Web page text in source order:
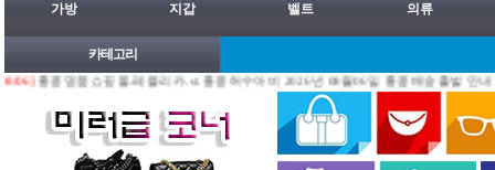
가방 지갑 벨트 의류
카테고리
홍콩명품쇼핑몰.레플리카.st.홍콩허수아비 2026년 08월06일 홍콩배송출발 안내 공지.